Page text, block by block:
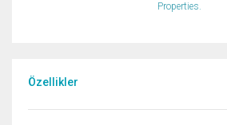
Properties.
Özellikler